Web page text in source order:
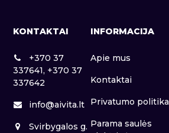
KONTAKTAI
+370 37
337641, +370 37
337642
info@aivita.lt
Svirbygalos g.
INFORMACIJA
Apie mus
Kontaktai
Privatumo politika
Parama saulės